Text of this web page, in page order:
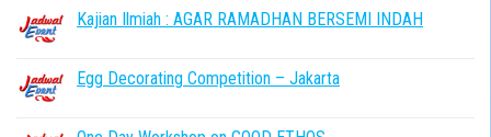
Kajian Ilmiah : AGAR RAMADHAN BERSEMI INDAH
Egg Decorating Competition – Jakarta